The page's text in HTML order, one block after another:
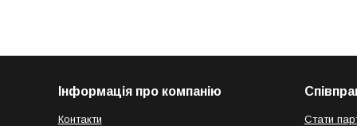
Інформація про компанію
Контакти
Стати